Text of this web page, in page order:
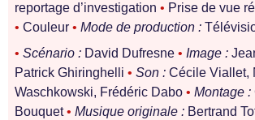
reportage d’investigation • Prise de vue
• Couleur • Mode de production :
• Scénario : David Dufresne • Image :
Patrick Ghiringhelli • Son : Cécile Viallet,
Waschkowski, Frédéric Dabo • Montage :
Bouquet• Musique originale : Bertrand